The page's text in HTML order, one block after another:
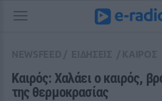
Καιρός: Χαλάει ο καιρός,
της θερμοκρασίας